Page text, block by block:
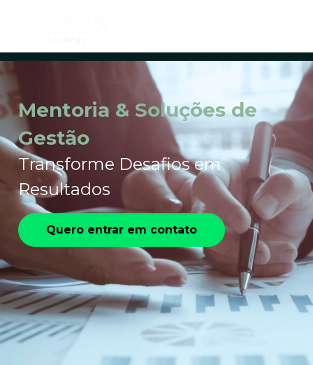
Mentoria & Soluções de
Gestão
Transforme Desafios em
Resultados
Quero entrar em contato